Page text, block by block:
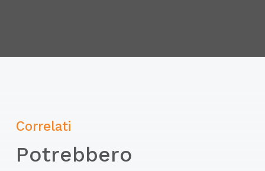
incidenti e infortuni mancati.
Correlati
Potrebbero